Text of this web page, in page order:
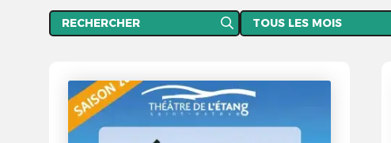
Rechercher Les périodes